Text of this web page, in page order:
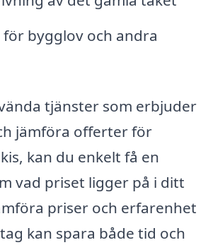
bygglov och andra
tjänster som erbjuder
jämföra offerter för
kan du enkelt få en
vad priset ligger på i ditt
priser och erfarenhet
kan spara både tid och